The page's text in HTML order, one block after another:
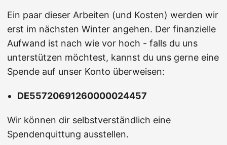
Ein paar dieser Arbeiten (und Kosten) werden wir
erst im nächsten Winter angehen. Der finanzielle
Aufwand ist nach wie vor hoch - falls du uns
unterstützen möchtest, kannst du uns gerne eine
Spende auf unser Konto überweisen:
DE55720691260000024457
Wir können dir selbstverständlich eine
Spendenquittung ausstellen.